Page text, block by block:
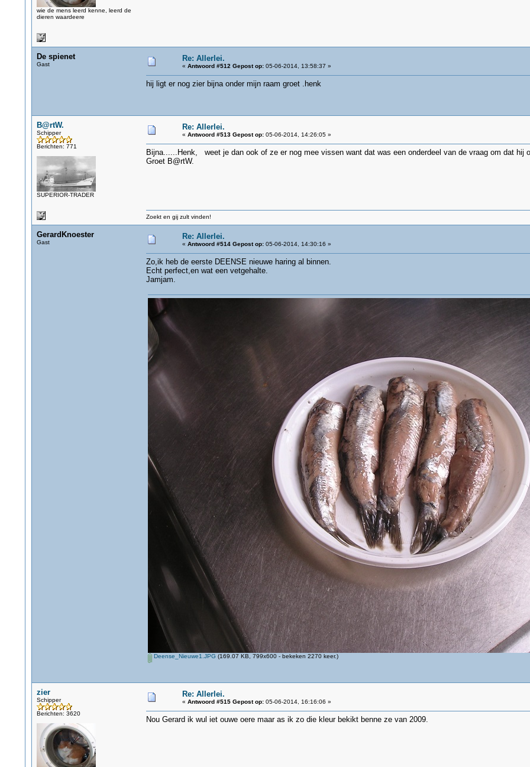
wie de mens leerd kenne, leerd de
dieren waardeere
De spienet
Gast
Re: Allerlei.
« Antwoord #512 Gepost op:05-06-2014, 13:58:37 »
hij ligt er nog zier bijna onder mijn raam groet .henk
B@rtW.
Schipper
Berichten: 771
SUPERIOR-TRADER
Re: Allerlei.
« Antwoord #513 Gepost op:05-06-2014, 14:26:05 »
Bijna......Henk, weet je dan ook of ze er nog mee vissen want dat was een onderdeel van de vraag om dat hij
Groet B@rtW.
Zoekt en gij zult vinden!
GerardKnoester
Gast
Re: Allerlei.
« Antwoord #514 Gepost op:05-06-2014, 14:30:16 »
Zo,ik heb de eerste DEENSE nieuwe haring al binnen.
Echt perfect,en wat een vetgehalte.
Jamjam.
Deense_Nieuwe1.JPG (169.07 KB, 799x600 - bekeken 2270 keer.)
zier
Schipper
Berichten: 3620
Re: Allerlei.
« Antwoord #515 Gepost op:05-06-2014, 16:16:06 »
Nou Gerard ik wul iet ouwe oere maar as ik zo die kleur bekikt benne ze van 2009.